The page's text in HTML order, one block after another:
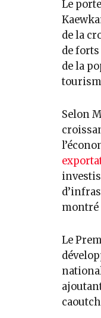
Le
de la
de
de la
Selon
montré
Le